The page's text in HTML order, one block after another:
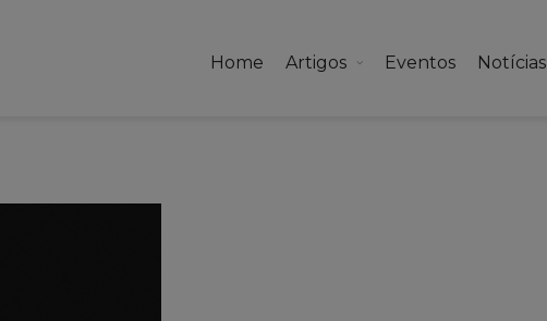
Home Artigos Eventos Notícias